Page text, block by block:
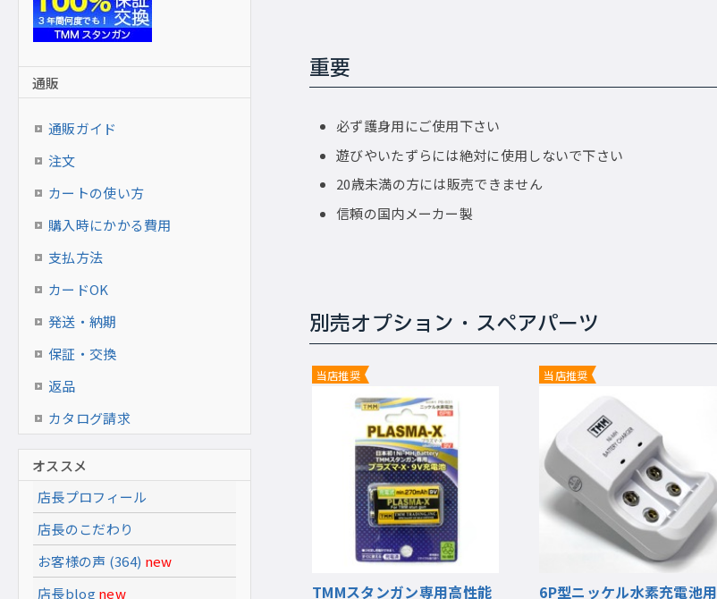
重要
必ず護身用にご使用下さい
遊びやいたずらには絶対に使用しないで下さい
20歳未満の方には販売できません
信頼の国内メーカー製
別売オプション・スペアパーツ
当店推奨
TMMスタンガン専用高性能
当店推奨
6P型ニッケル水素充電池用
通販
通販ガイド
注文
カートの使い方
購入時にかかる費用
支払方法
カードOK
発送・納期
保証・交換
返品
カタログ請求
オススメ
店長プロフィール
店長のこだわり
お客様の声 (364) new
店長blog new